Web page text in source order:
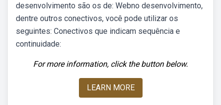
desenvolvimento são os de: Webno desenvolvimento,
dentre outros conectivos, você pode utilizar os
seguintes: Conectivos que indicam sequência e
continuidade:
For more information, click the button below.
LEARN MORE